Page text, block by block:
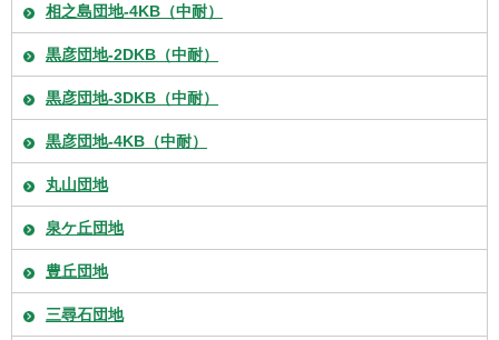
相之島団地-4KB（中耐）
黒彦団地-2DKB（中耐）
黒彦団地-3DKB（中耐）
黒彦団地-4KB（中耐）
丸山団地
泉ケ丘団地
豊丘団地
三尋石団地